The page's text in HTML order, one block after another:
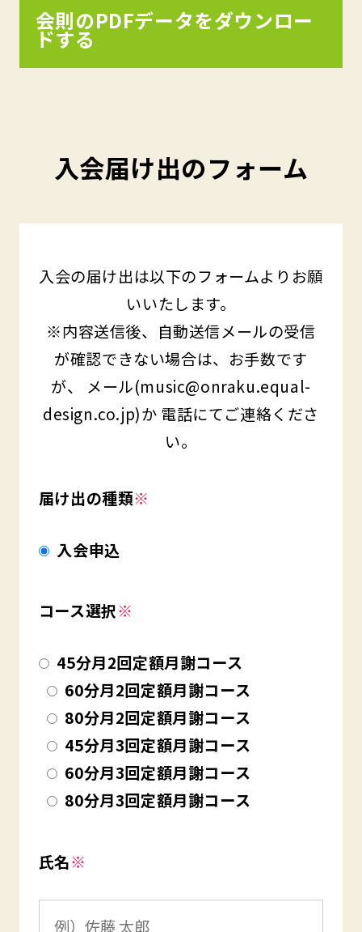
会則のPDFデータをダウンロー
ドする
入会届け出のフォーム
入会の届け出は以下のフォームよりお願
いいたします。
※内容送信後、自動送信メールの受信
が確認できない場合は、お手数です
が、
メール(music@onraku.equal-
design.co.jp)か 電話にてご連絡くださ
い。
届け出の種類※
入会申込
コース選択※
45分月2回定額月謝コース
60分月2回定額月謝コース
80分月2回定額月謝コース
45分月3回定額月謝コース
60分月3回定額月謝コース
80分月3回定額月謝コース
氏名※